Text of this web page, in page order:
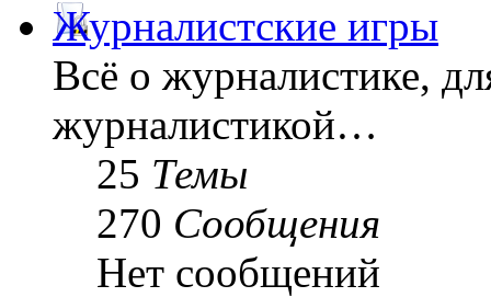
Журналистские игры
Всё о журналистике,
журналистикой…
25 Темы
270 Сообщения
Нет сообщений